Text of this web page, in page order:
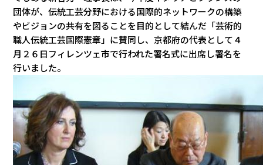
団体が、伝統工芸分野における国際的ネットワークの構築
やビジョンの共有を図ることを目的として結んだ「芸術的
職人伝統工芸国際憲章」に賛同し、京都府の代表として４
月２６日フィレンツェ市で行われた署名式に出席し署名を
行いました。